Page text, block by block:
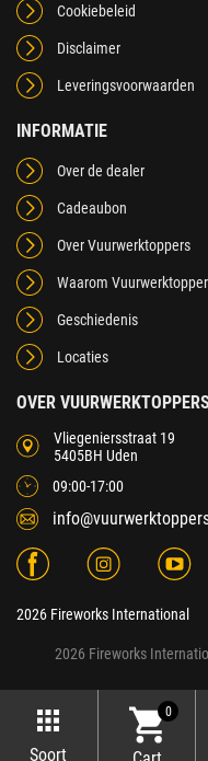
Soort
0
Cookiebeleid
Disclaimer
Leveringsvoorwaarden
INFORMATIE
Over de dealer
Cadeaubon
Over Vuurwerktoppers
Waarom
Geschiedenis
Locaties
OVER VUURWERKTOPPERS
Vliegeniersstraat 19
5405BH Uden
09:00-17:00
2026 Fireworks International
2026 Fireworks